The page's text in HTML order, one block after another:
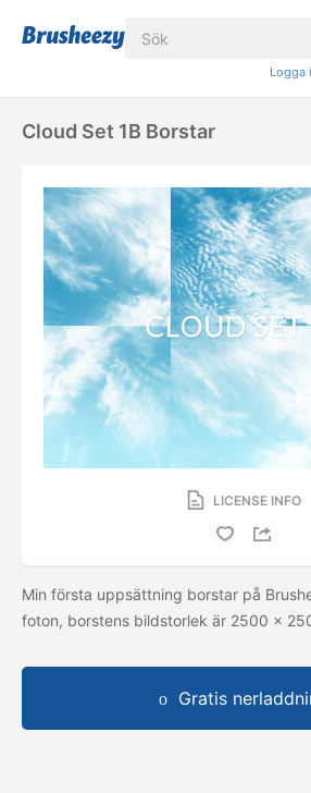
Logga
Cloud Set 1B Borstar
LICENSE INFO
Min första uppsättning borstar på
foton, borstens bildstorlek är 2500 x
Gratis